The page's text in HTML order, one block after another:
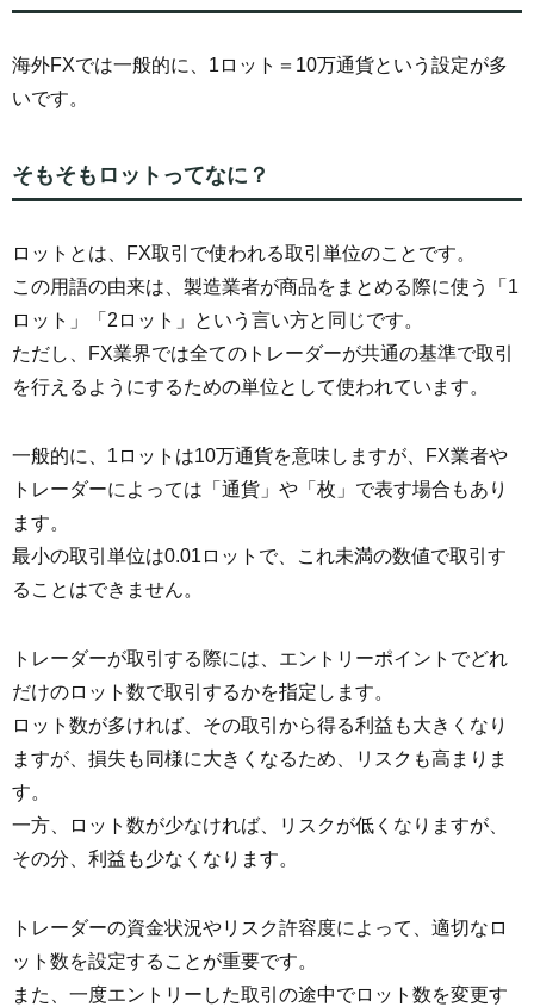
海外FXでは一般的に、1ロット＝10万通貨という設定が多
いです。
そもそもロットってなに？
ロットとは、FX取引で使われる取引単位のことです。
この用語の由来は、製造業者が商品をまとめる際に使う「1
ロット」「2ロット」という言い方と同じです。
ただし、FX業界では全てのトレーダーが共通の基準で取引
を行えるようにするための単位として使われています。
一般的に、1ロットは10万通貨を意味しますが、FX業者や
トレーダーによっては「通貨」や「枚」で表す場合もあり
ます。
最小の取引単位は0.01ロットで、これ未満の数値で取引す
ることはできません。
トレーダーが取引する際には、エントリーポイントでどれ
だけのロット数で取引するかを指定します。
ロット数が多ければ、その取引から得る利益も大きくなり
ますが、損失も同様に大きくなるため、リスクも高まりま
す。
一方、ロット数が少なければ、リスクが低くなりますが、
その分、利益も少なくなります。
トレーダーの資金状況やリスク許容度によって、適切なロ
ット数を設定することが重要です。
また、一度エントリーした取引の途中でロット数を変更す